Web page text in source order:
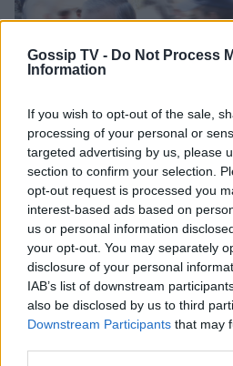
Gossip TV - Do Not Process
Information
If you wish to opt-out of the sale,
processing of your personal or
targeted advertising by us, please
section to confirm your selection.
opt-out request is processed you
interest-based ads based on
us or personal information
your opt-out. You may separately
disclosure of your personal
IAB’s list of downstream
also be disclosed by us to third
Downstream Participants that may
LIFESTYLE
Κηδεία Λένας Σαμαρά:
της, Κώστας στο
13:40 @11-08-2025